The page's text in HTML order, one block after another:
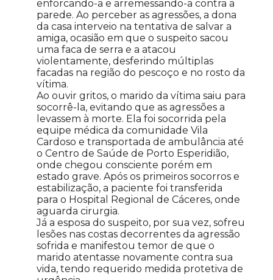
enforcando-a e arremessando-a contra a
parede. Ao perceber as agressões, a dona
da casa interveio na tentativa de salvar a
amiga, ocasião em que o suspeito sacou
uma faca de serra e a atacou
violentamente, desferindo múltiplas
facadas na região do pescoço e no rosto da
vítima.
Ao ouvir gritos, o marido da vítima saiu para
socorrê-la, evitando que as agressões a
levassem à morte. Ela foi socorrida pela
equipe médica da comunidade Vila
Cardoso e transportada de ambulância até
o Centro de Saúde de Porto Esperidião,
onde chegou consciente porém em
estado grave. Após os primeiros socorros e
estabilização, a paciente foi transferida
para o Hospital Regional de Cáceres, onde
aguarda cirurgia.
Já a esposa do suspeito, por sua vez, sofreu
lesões nas costas decorrentes da agressão
sofrida e manifestou temor de que o
marido atentasse novamente contra sua
vida, tendo requerido medida protetiva de